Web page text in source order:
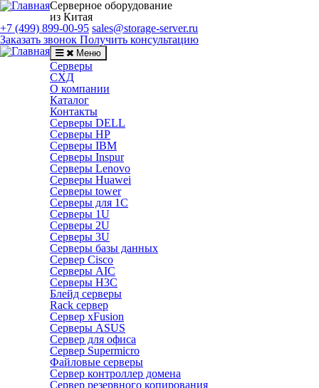
Серверное оборудование
из Китая
+7 (499) 899-00-95 sales@storage-server.ru
Заказать звонок Получить консультацию
Меню
Серверы
СХД
О компании
Каталог
Контакты
Серверы DELL
Серверы HP
Серверы IBM
Серверы Inspur
Серверы Lenovo
Серверы Huawei
Серверы tower
Серверы для 1C
Серверы 1U
Серверы 2U
Серверы 3U
Серверы базы данных
Сервер Cisco
Серверы AIC
Серверы H3C
Блейд серверы
Rack сервер
Сервер xFusion
Серверы ASUS
Сервер для офиса
Сервер Supermicro
Файловые серверы
Сервер контроллер домена
Сервер резервного копирования